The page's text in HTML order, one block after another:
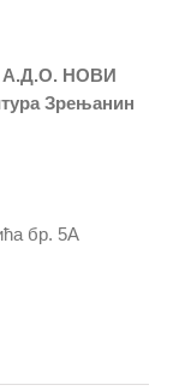
А.Д.О. НОВИ
Зрењанин
бр. 5А